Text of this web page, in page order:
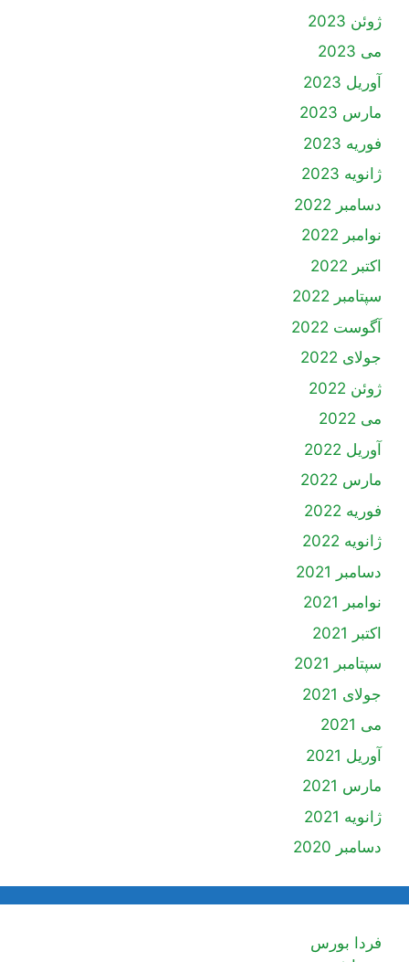
ژوئن 2023
می 2023
آوریل 2023
مارس 2023
فوریه 2023
ژانویه 2023
دسامبر 2022
نوامبر 2022
اکتبر 2022
سپتامبر 2022
آگوست 2022
جولای 2022
ژوئن 2022
می 2022
آوریل 2022
مارس 2022
فوریه 2022
ژانویه 2022
دسامبر 2021
نوامبر 2021
اکتبر 2021
سپتامبر 2021
جولای 2021
می 2021
آوریل 2021
مارس 2021
ژانویه 2021
دسامبر 2020
فردا بورس